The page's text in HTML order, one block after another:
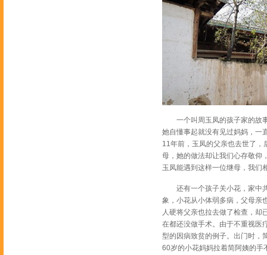
一个叫周玉凤的孩子家的故事
她自懂事起就没有见过妈妈，一
11年前，玉凤的父亲也去世了
母，她的做法却让我们心存敬仰
玉凤能遇到这样一位继母，我们
还有一个孩子关小花，家中共
象，小花从小体弱多病，父母亲
人硬将父亲也拉去做了检查，却
在都还没做手术。由于不重视医
型的因病致贫的例子。出门时，
60岁的小花妈妈拉着简阿姨的手